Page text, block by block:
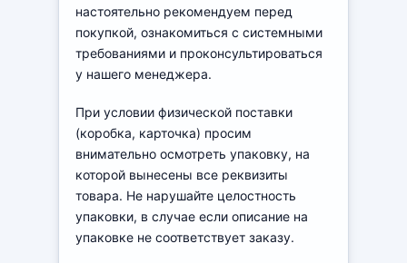
настоятельно рекомендуем перед
покупкой, ознакомиться с системными
требованиями и проконсультироваться
у нашего менеджера.
При условии физической поставки
(коробка, карточка) просим
внимательно осмотреть упаковку, на
которой вынесены все реквизиты
товара. Не нарушайте целостность
упаковки, в случае если описание на
упаковке не соответствует заказу.